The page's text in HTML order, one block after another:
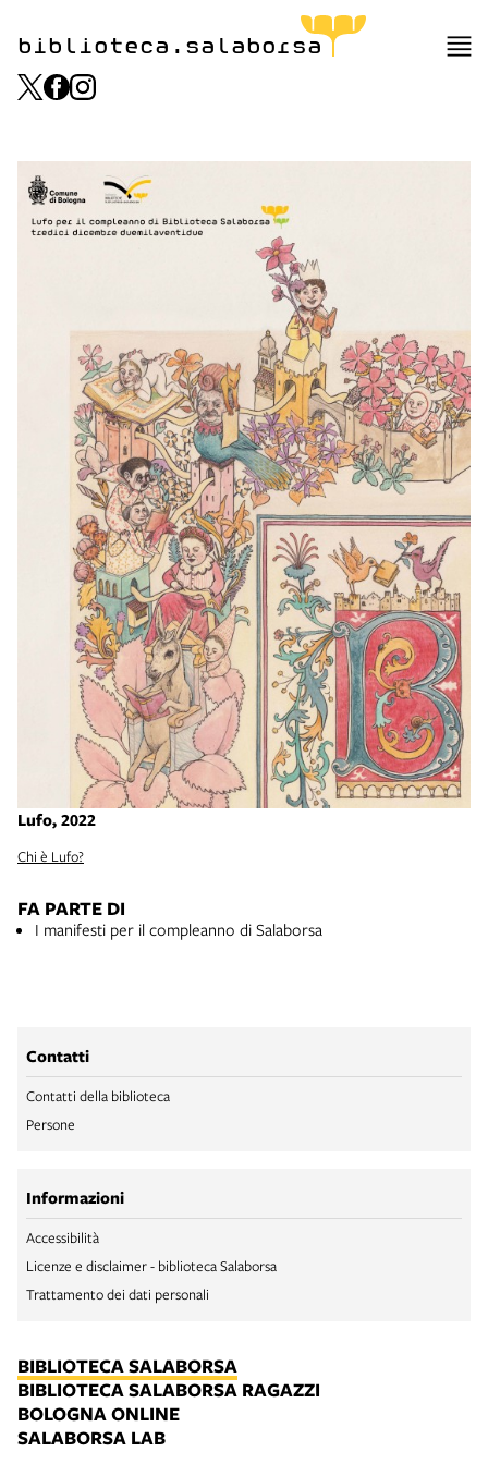
biblioteca.salaborsa
Lufo, 2022
Chi è Lufo?
FA PARTE DI
I manifesti per il compleanno di Salaborsa
Contatti
Contatti della biblioteca
Persone
Informazioni
Accessibilità
Licenze e disclaimer - biblioteca Salaborsa
Trattamento dei dati personali
BIBLIOTECA SALABORSA
BIBLIOTECA SALABORSA RAGAZZI
BOLOGNA ONLINE
SALABORSA LAB